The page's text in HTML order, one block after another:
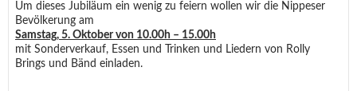
Um dieses Jubiläum ein wenig zu feiern wollen wir die Nippeser
Bevölkerung am
Samstag, 5. Oktober von 10.00h – 15.00h
mit Sonderverkauf, Essen und Trinken und Liedern von Rolly
Brings und Bänd einladen.